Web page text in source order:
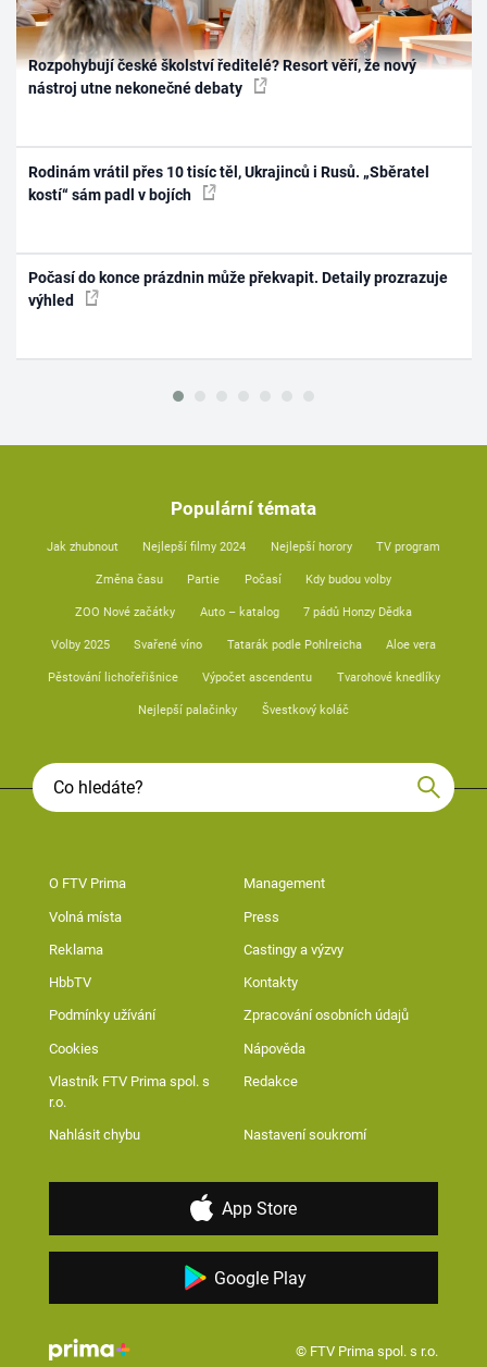
Rozpohybují české školství ředitelé? Resort věří, že nový
nástroj utne nekonečné debaty
Rodinám vrátil přes 10 tisíc těl, Ukrajinců i Rusů. „Sběratel
kostí“ sám padl v bojích
Počasí do konce prázdnin může překvapit. Detaily prozrazuje
výhled
Populární témata
Jak zhubnout Nejlepší filmy 2024 Nejlepší horory TV program
Změna času Partie Počasí Kdy budou volby
ZOO Nové začátky Auto – katalog 7 pádů Honzy Dědka
Volby 2025 Svařené víno Tatarák podle Pohlreicha Aloe vera
Pěstování lichořeřišnice Výpočet ascendentu Tvarohové knedlíky
Nejlepší palačinky Švestkový koláč
O FTV Prima Management
Volná místa Press
Reklama Castingy a výzvy
HbbTV Kontakty
Podmínky užívání Zpracování osobních údajů
Cookies Nápověda
Vlastník FTV Prima spol. s
r.o.
Redakce
Nahlásit chybu Nastavení soukromí
App Store
Google Play
© FTV Prima spol. s r.o.